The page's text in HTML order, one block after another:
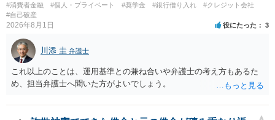
#消費者金融 #個人・プライベート #奨学金 #銀行借り入れ
#クレジット会社
#自己破産
2026年8月1日 役にたった 3
川添 圭 弁護士
これ以上のことは、運用基準との兼ね合いや弁護士の考え方もあるた
め、担当弁護士へ聞いた方がよいでしょう。